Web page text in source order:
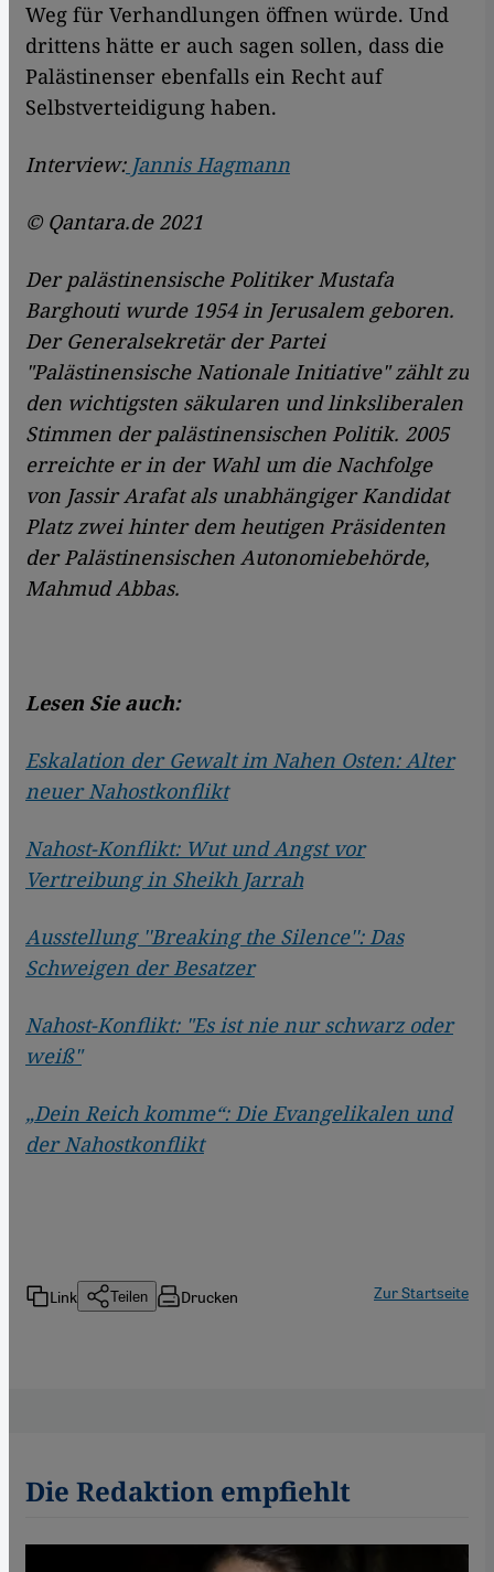
Weg für Verhandlungen öffnen würde. Und
drittens hätte er auch sagen sollen, dass die
Palästinenser ebenfalls ein Recht auf
Selbstverteidigung haben.
Interview:Jannis Hagmann
© Qantara.de 2021
Der palästinensische Politiker Mustafa
Barghouti wurde 1954 in Jerusalem geboren.
Der Generalsekretär der Partei
"Palästinensische Nationale Initiative" zählt zu
den wichtigsten säkularen und linksliberalen
Stimmen der palästinensischen Politik. 2005
erreichte er in der Wahl um die Nachfolge
von Jassir Arafat als unabhängiger Kandidat
Platz zwei hinter dem heutigen Präsidenten
der Palästinensischen Autonomie­behörde,
Mahmud Abbas.
Lesen Sie auch:
Eskalation der Gewalt im Nahen Osten: Alter
neuer Nahostkonflikt
Nahost-Konflikt: Wut und Angst vor
Vertreibung in Sheikh Jarrah
Ausstellung ''Breaking the Silence'': Das
Schweigen der Besatzer
Nahost-Konflikt: "Es ist nie nur schwarz oder
weiß"
„Dein Reich komme“: Die Evangelikalen und
der Nahostkonflikt
Link Teilen Drucken Zur Startseite
Die Redaktion empfiehlt